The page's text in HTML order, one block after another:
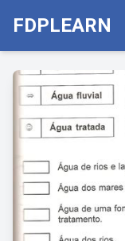
FDPLEARN